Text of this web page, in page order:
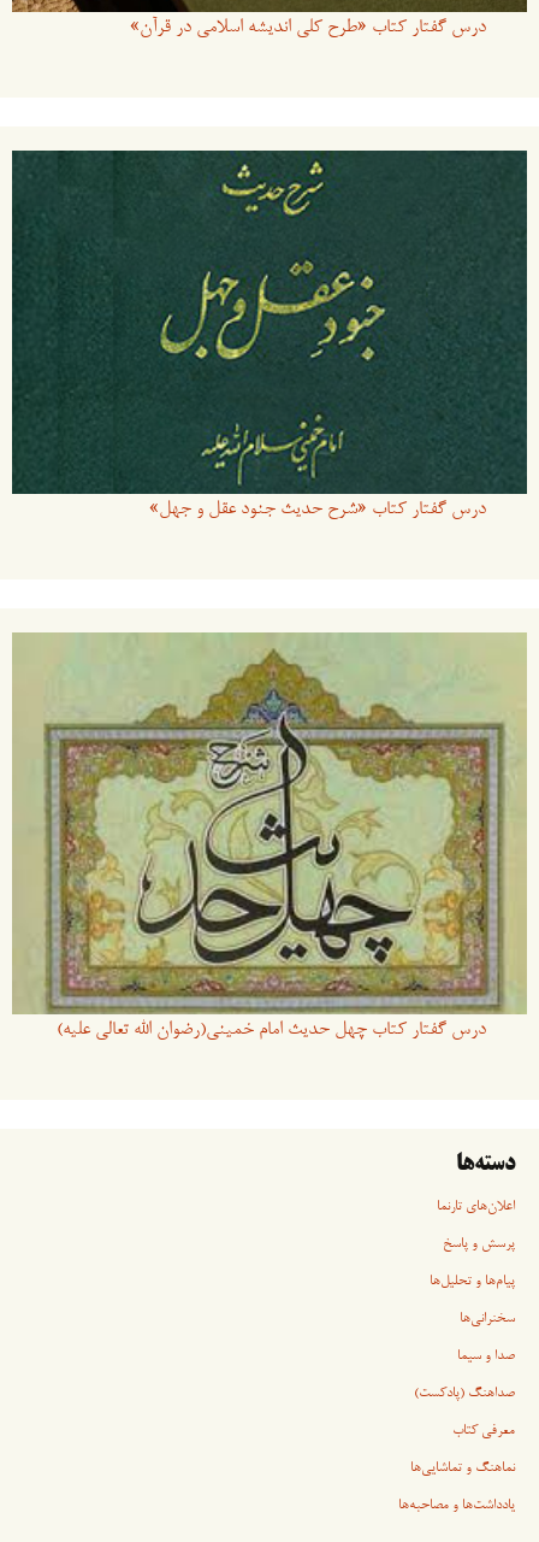
درس گفتار کتاب «طرح کلی اندیشه اسلامی در قرآن»
درس گفتار کتاب «شرح حدیث جنود عقل و جهل»
درس گفتار کتاب چهل حدیث امام خمینی(رضوان الله تعالی علیه)
دسته‌ها
اعلان‌های تارنما
پرسش و پاسخ
پیام‌ها و تحلیل‌ها
سخنرانی‏‏‌ها
صدا و سیما
صداهنگ (پادکست)
معرفی کتاب
نماهنگ و تماشایی‌ها
یادداشت‌ها و مصاحبه‌ها